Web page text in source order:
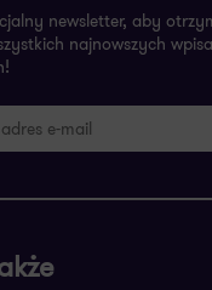
newsletter, aby
najnowszych